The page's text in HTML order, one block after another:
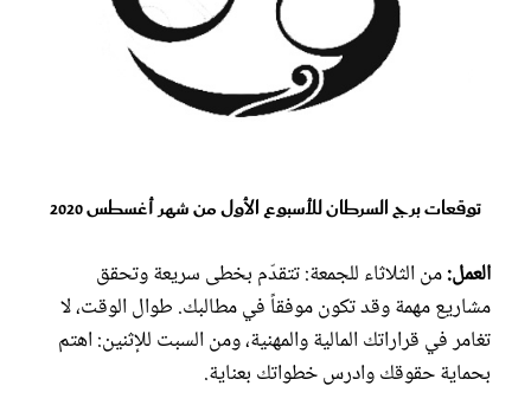
توقعات برج السرطان للأسبوع الأول من شهر أغسطس 2020
العمل:من الثلاثاء للجمعة: تتقدّم بخطى سريعة وتحقق
مشاريع مهمة وقد تكون موفقاً في مطالبك. طوال الوقت، لا
تغامر في قراراتك المالية والمهنية، ومن السبت للإثنين: اهتم
بحماية حقوقك وادرس خطواتك بعناية.